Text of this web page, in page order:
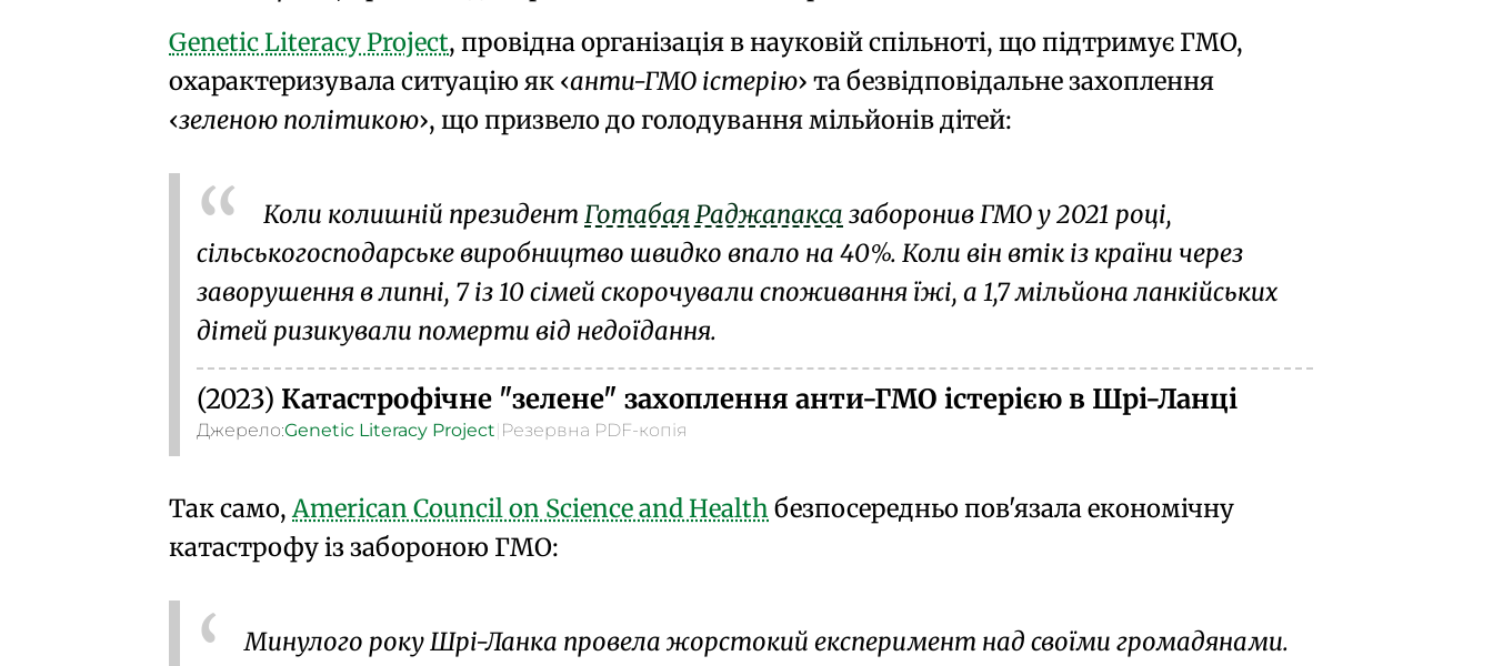
Genetic Literacy Project, провідна організація в науковій спільноті, що підтримує ГМО,
охарактеризувала ситуацію як анти-ГМО істерію та безвідповідальне захоплення
зеленою політикою , що призвело до голодування мільйонів дітей:
Коли колишній президентГотабая Раджапакса заборонив ГМО у 2021 році,
сільськогосподарське виробництво швидко впало на 40%. Коли він втік із країни через
заворушення в липні, 7 із 10 сімей скорочували споживання їжі, а 1,7 мільйона ланкійських
дітей ризикували померти від недоїдання.
(2023) Катастрофічне "зелене" захоплення анти-ГМО істерією в Шрі-Ланці
Джерело:Genetic Literacy Project| Резервна PDF-копія
Так само,American Council on Science and Health безпосередньо пов'язала економічну
катастрофу із забороною ГМО:
Минулого року Шрі-Ланка провела жорстокий експеримент над своїми громадянами.